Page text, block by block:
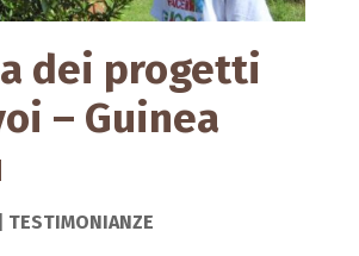
dei progetti
– Guinea
TESTIMONIANZE